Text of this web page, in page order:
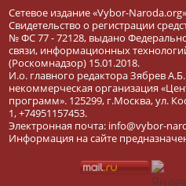
Сетевое издание «Vybor-
Свидетельство о регистрации
№ ФС 77 - 72128, выдано
связи, информационных
(Роскомнадзор) 15.01.2018.
И.о. главного редактора Зябрев
некоммерческая организация
программ». 125299, г.Москва, ул.
1, +74951157453.
Электронная почта: info@vybor-
Информация на сайте